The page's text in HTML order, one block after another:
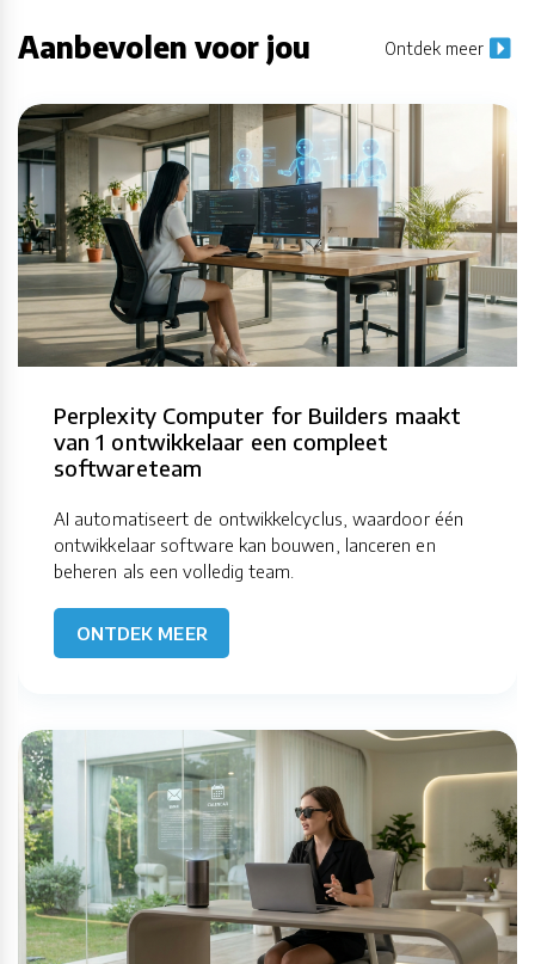
Aanbevolen voor jou Ontdek meer
Perplexity Computer for Builders maakt
van 1 ontwikkelaar een compleet
softwareteam
AI automatiseert de ontwikkelcyclus, waardoor één
ontwikkelaar software kan bouwen, lanceren en
beheren als een volledig team.
ONTDEK MEER